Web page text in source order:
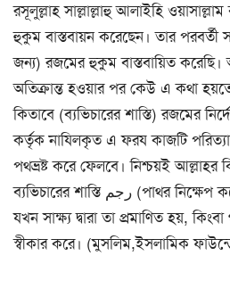
রসূলুল্লাহ সাল্লাল্লাহু আলাইহি
হুকুম বাস্তবায়ন করেছেন। তার পরবর্তী
জন্য) রজমের হুকুম বাস্তবায়িত
অতিক্রান্ত হওয়ার পর কেউ এ কথা
কিতাবে (ব্যভিচারের শাস্তি) রজমের
কর্তৃক নাযিলকৃত এ ফরয কাজটি
পথভ্রষ্ট করে ফেলবে। নিশ্চয়ই আল্লাহর
ব্যভিচারের শাস্তি رجم (পাথর নিক্ষেপ করে হত্যা) এর হুকুম সাব্যস্ত।
যখন সাক্ষ্য দ্বারা তা প্রমাণিত হয়,
স্বীকার করে। (মুসলিম,ইসলামিক